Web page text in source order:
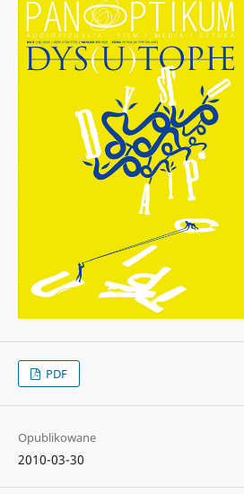
PDF
Opublikowane
2010-03-30